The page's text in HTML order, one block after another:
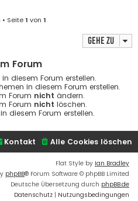
• Seite1 von 1
Gehe zu
Forum
diesem Forum erstellen.
in diesem Forum erstellen.
Forum nicht ändern.
Forum nicht löschen.
diesem Forum erstellen.
Alle Cookies löschen
Kontakt
Flat Style by Ian Bradley
phpBB® Forum Software © phpBB Limited
Deutsche Übersetzung durch phpBB.de
Datenschutz | Nutzungsbedingungen